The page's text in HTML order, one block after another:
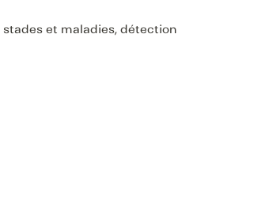
et maladies, détection